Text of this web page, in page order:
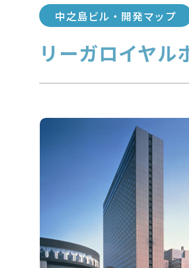
中之島ビル・開発マップ
リーガロイヤル